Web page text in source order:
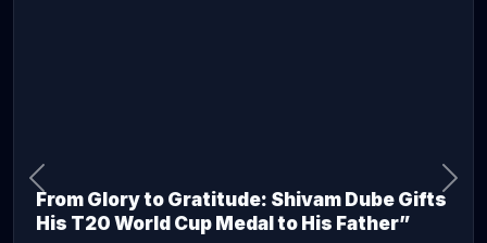
From Glory to Gratitude: Shivam Dube Gifts
His T20 World Cup Medal to His Father”